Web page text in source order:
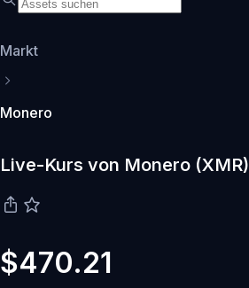
Markt
Monero
Live-Kurs von Monero (XMR)
$470.21